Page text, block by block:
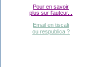
Pour en savoir
plus sur l'auteur...
Email en tiscali
ou respublica ?